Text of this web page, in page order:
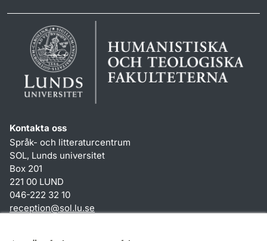
Kontakta oss
Språk- och litteraturcentrum
SOL, Lunds universitet
Box 201
221 00 LUND
046-222 32 10
reception@sol.lu.se